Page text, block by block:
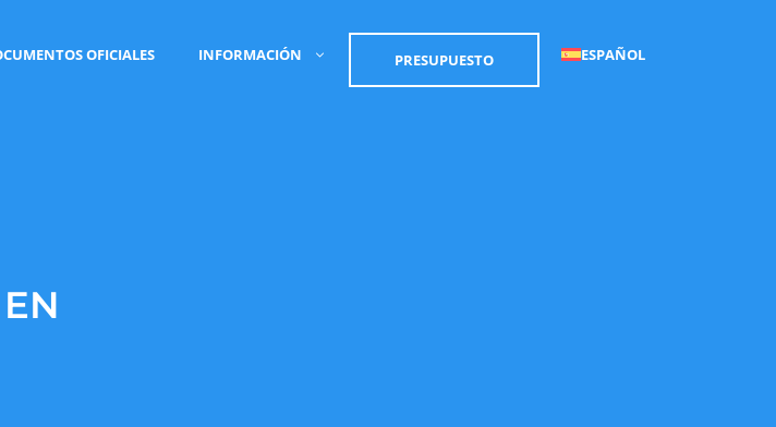
OFICIALES INFORMACIÓN PRESUPUESTO ESPAÑOL